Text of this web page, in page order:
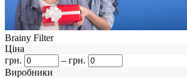
Brainy Filter
Ціна
грн.
– грн.
Виробники